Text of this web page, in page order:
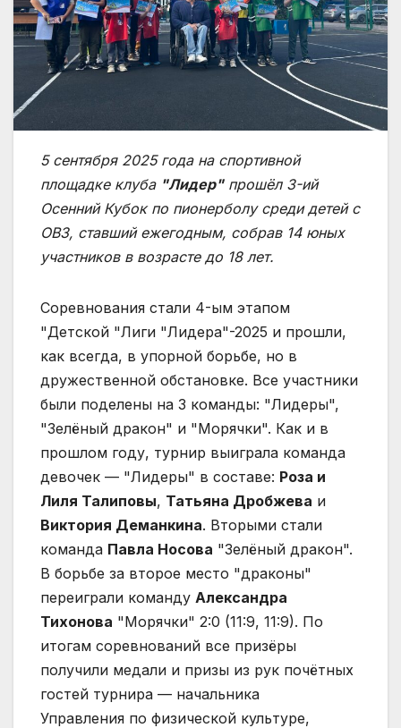
5 сентября 2025 года на спортивной
площадке клуба "Лидер"прошёл 3-ий
Осенний Кубок по пионерболу среди детей с
ОВЗ, ставший ежегодным, собрав 14 юных
участников в возрасте до 18 лет.
Соревнования стали 4-ым этапом
"Детской "Лиги "Лидера"-2025 и прошли,
как всегда, в упорной борьбе, но в
дружественной обстановке. Все участники
были поделены на 3 команды: "Лидеры",
"Зелёный дракон" и "Морячки". Как и в
прошлом году, турнир выиграла команда
девочек — "Лидеры" в составе: Роза и
Лиля Талиповы, Татьяна Дробжева и
Виктория Деманкина. Вторыми стали
команда Павла Носова "Зелёный дракон".
В борьбе за второе место "драконы"
переиграли команду Александра
Тихонова "Морячки" 2:0 (11:9, 11:9). По
итогам соревнований все призёры
получили медали и призы из рук почётных
гостей турнира — начальника
Управления по физической культуре,